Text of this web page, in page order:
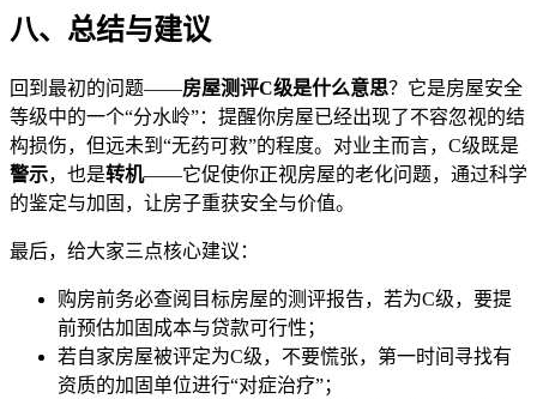
八、总结与建议
回到最初的问题——房屋测评C级是什么意思？它是房屋安全
等级中的一个“分水岭”：提醒你房屋已经出现了不容忽视的结
构损伤，但远未到“无药可救”的程度。对业主而言，C级既是
警示，也是转机——它促使你正视房屋的老化问题，通过科学
的鉴定与加固，让房子重获安全与价值。
最后，给大家三点核心建议：
购房前务必查阅目标房屋的测评报告，若为C级，要提
前预估加固成本与贷款可行性；
若自家房屋被评定为C级，不要慌张，第一时间寻找有
资质的加固单位进行“对症治疗”；